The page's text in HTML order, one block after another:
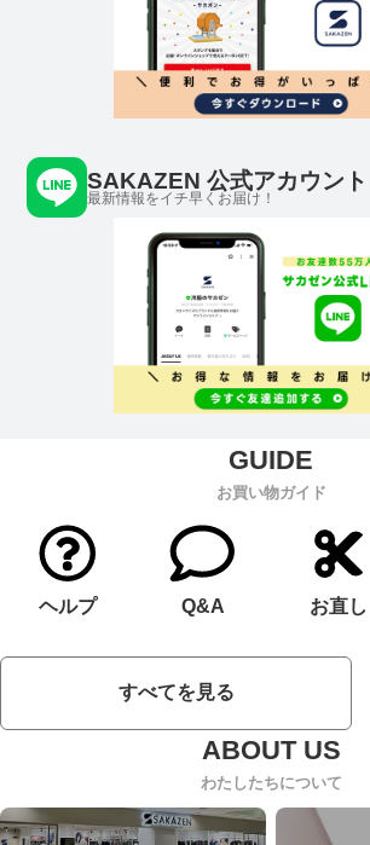
SAKAZEN 公式アカウント
最新情報をイチ早くお届け！
お買い物ガイド
ヘルプ Q&A お直し
すべてを見る
わたしたちについて